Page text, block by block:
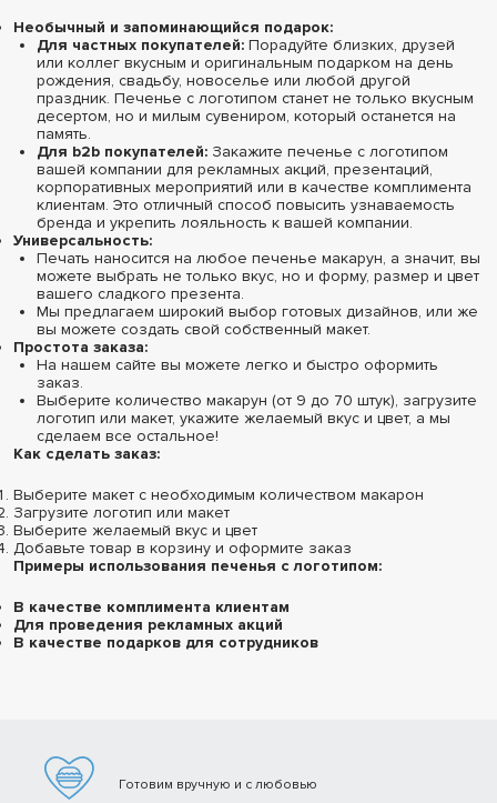
Необычный и запоминающийся подарок:
Для частных покупателей: Порадуйте близких, друзей
или коллег вкусным и оригинальным подарком на день
рождения, свадьбу, новоселье или любой другой
праздник. Печенье с логотипом станет не только вкусным
десертом, но и милым сувениром, который останется на
память.
Для b2b покупателей: Закажите печенье с логотипом
вашей компании для рекламных акций, презентаций,
корпоративных мероприятий или в качестве комплимента
клиентам. Это отличный способ повысить узнаваемость
бренда и укрепить лояльность к вашей компании.
Универсальность:
Печать наносится на любое печенье макарун, а значит, вы
можете выбрать не только вкус, но и форму, размер и цвет
вашего сладкого презента.
Мы предлагаем широкий выбор готовых дизайнов, или же
вы можете создать свой собственный макет.
Простота заказа:
На нашем сайте вы можете легко и быстро оформить
заказ.
Выберите количество макарун (от 9 до 70 штук), загрузите
логотип или макет, укажите желаемый вкус и цвет, а мы
сделаем все остальное!
Как сделать заказ:
Выберите макет с необходимым количеством макарон
Загрузите логотип или макет
Выберите желаемый вкус и цвет
Добавьте товар в корзину и оформите заказ
Примеры использования печенья с логотипом:
В качестве комплимента клиентам
Для проведения рекламных акций
В качестве подарков для сотрудников
Готовим вручную и с любовью